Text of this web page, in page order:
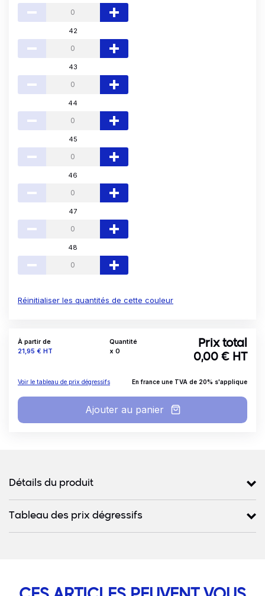
42
43
44
45
46
47
48
Réinitialiser les quantités de cette couleur
À partir de
Prix
21,95 € HT
Quantité
x 0
Prix total
0,00 € HT
Voir le tableau de prix dégressifs En france une TVA de 20% s'applique
Ajouter au panier
Détails produits
Détails du produit
Tableau des prix dégressifs